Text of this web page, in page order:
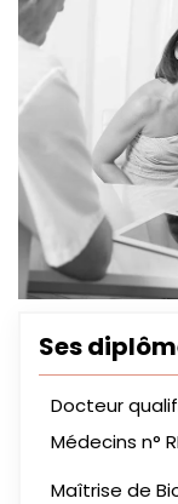
Ses
Docteur
Médecins n°
Maîtrise de